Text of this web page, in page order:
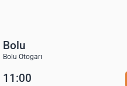
Bolu
Bolu Otogarı
11:00